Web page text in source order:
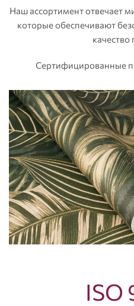
Наш ассортимент отвечает
которые обеспечивают
качество
Сертифицированные
ISO